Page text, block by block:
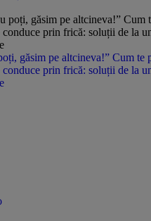
găsim pe altcineva!” Cum te
conduce prin frică: soluții de la